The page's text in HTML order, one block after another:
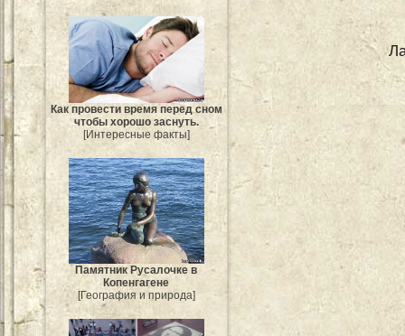
Как провести время перед сном
чтобы хорошо заснуть.
[Интересные факты]
Памятник Русалочке в
Копенгагене
[География и природа]